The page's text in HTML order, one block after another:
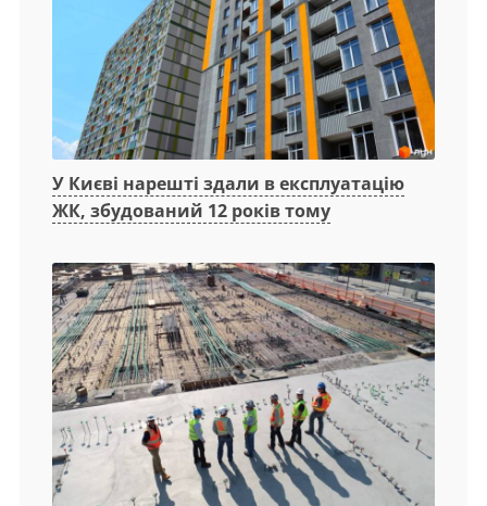
У Києві нарешті здали в експлуатацію
ЖК, збудований 12 років тому